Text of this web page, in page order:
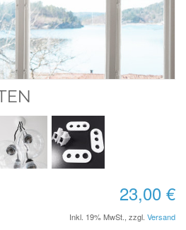
23,00 €
Inkl. 19% MwSt., zzgl. Versand